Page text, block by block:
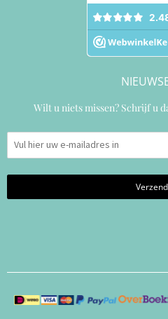
Wilt u niets missen? Schrijf u